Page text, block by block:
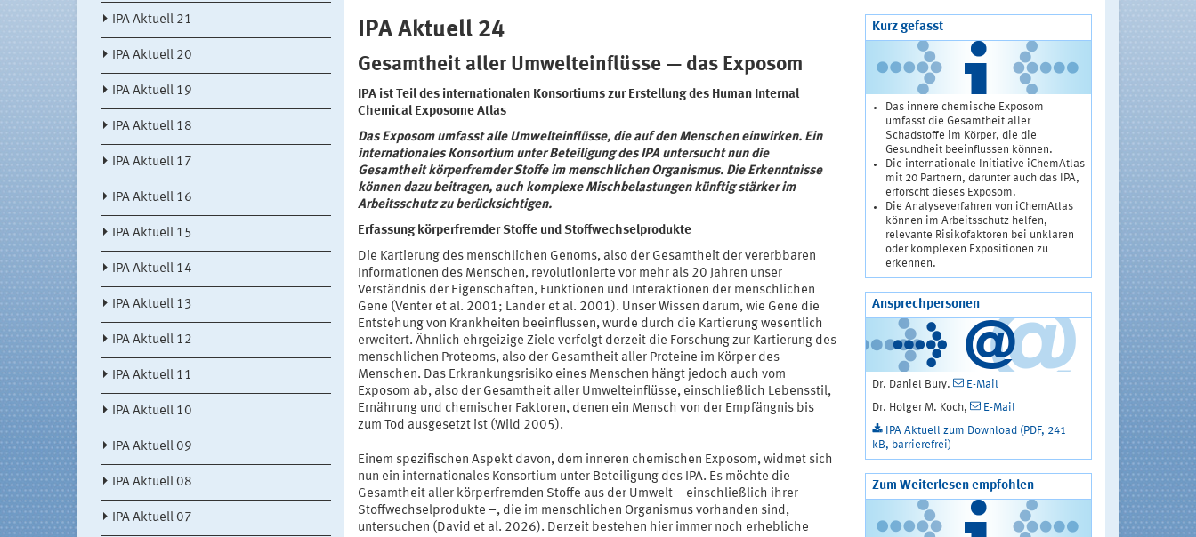
IPA Aktuell 21
IPA Aktuell 20
IPA Aktuell 19
IPA Aktuell 18
IPA Aktuell 17
IPA Aktuell 16
IPA Aktuell 15
IPA Aktuell 14
IPA Aktuell 13
IPA Aktuell 12
IPA Aktuell 11
IPA Aktuell 10
IPA Aktuell 09
IPA Aktuell 08
IPA Aktuell 07
IPA Aktuell 24
Gesamtheit aller Umwelteinflüsse — das Exposom
IPA ist Teil des internationalen Konsortiums zur Erstellung des Human Internal
Chemical Exposome Atlas
Das Exposom umfasst alle Umwelteinflüsse, die auf den Menschen einwirken. Ein
internationales Konsortium unter Beteiligung des IPA untersucht nun die
Gesamtheit körperfremder Stoffe im menschlichen Organismus. Die Erkenntnisse
können dazu beitragen, auch komplexe Mischbelastungen künftig stärker im
Arbeitsschutz zu berücksichtigen.
Erfassung körperfremder Stoffe und Stoffwechselprodukte
Die Kartierung des menschlichen Genoms, also der Gesamtheit der vererbbaren
Informationen des Menschen, revolutionierte vor mehr als 20 Jahren unser
Verständnis der Eigenschaften, Funktionen und Interaktionen der menschlichen
Gene (Venter et al. 2001; Lander et al. 2001). Unser Wissen darum, wie Gene die
Entstehung von Krankheiten beeinflussen, wurde durch die Kartierung wesentlich
erweitert. Ähnlich ehrgeizige Ziele verfolgt derzeit die Forschung zur Kartierung des
menschlichen Proteoms, also der Gesamtheit aller Proteine im Körper des
Menschen. Das Erkrankungsrisiko eines Menschen hängt jedoch auch vom
Exposom ab, also der Gesamtheit aller Umwelteinflüsse, einschließlich Lebensstil,
Ernährung und chemischer Faktoren, denen ein Mensch von der Empfängnis bis
zum Tod ausgesetzt ist (Wild 2005).
Einem spezifischen Aspekt davon, dem inneren chemischen Exposom, widmet sich
nun ein internationales Konsortium unter Beteiligung des IPA. Es möchte die
Gesamtheit aller körperfremden Stoffe aus der Umwelt – einschließlich ihrer
Stoffwechselprodukte –, die im menschlichen Organismus vorhanden sind,
untersuchen (David et al. 2026). Derzeit bestehen hier immer noch erhebliche
Kurz gefasst
Das innere chemische Exposom
umfasst die Gesamtheit aller
Schadstoffe im Körper, die die
Gesundheit beeinflussen können.
Die internationale Initiative iChemAtlas
mit 20 Partnern, darunter auch das IPA,
erforscht dieses Exposom.
Die Analyseverfahren von iChemAtlas
können im Arbeitsschutz helfen,
relevante Risikofaktoren bei unklaren
oder komplexen Expositionen zu
erkennen.
Ansprechpersonen
Dr. Daniel Bury.
E-Mail
Dr. Holger M. Koch,
E-Mail
IPA Aktuell zum Download (PDF, 241
kB, barrierefrei)
Zum Weiterlesen empfohlen